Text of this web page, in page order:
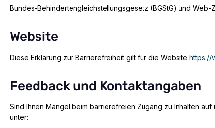
Bundes-Behindertengleichstellungsgesetz (BGStG) und Web-
Website
Diese Erklärung zur Barrierefreiheit gilt für die Website https://
Feedback und Kontaktangaben
Sind Ihnen Mängel beim barrierefreien Zugang zu Inhalten
unter: